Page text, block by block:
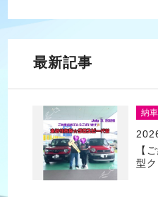
最新記事
納
【
型